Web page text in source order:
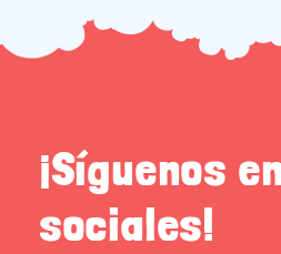
¡Síguenos
sociales!